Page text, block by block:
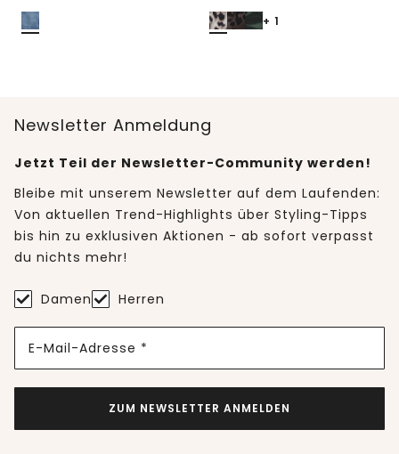
+ 1
Newsletter Anmeldung
Jetzt Teil der Newsletter-Community werden!
Bleibe mit unserem Newsletter auf dem Laufenden:
Von aktuellen Trend-Highlights über Styling-Tipps
bis hin zu exklusiven Aktionen - ab sofort verpasst
du nichts mehr!
Damen Herren
E-Mail-Adresse *
ZUM NEWSLETTER ANMELDEN